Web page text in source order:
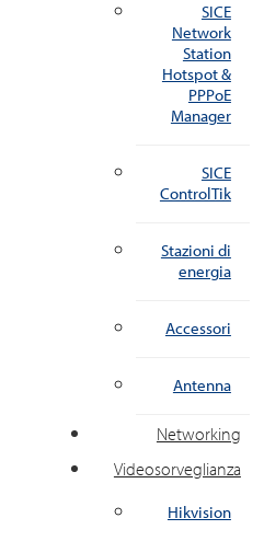
SICE
Network
Station
Hotspot &
PPPoE
Manager
SICE
ControlTik
Stazioni di
energia
Accessori
Antenna
Networking
Videosorveglianza
Hikvision